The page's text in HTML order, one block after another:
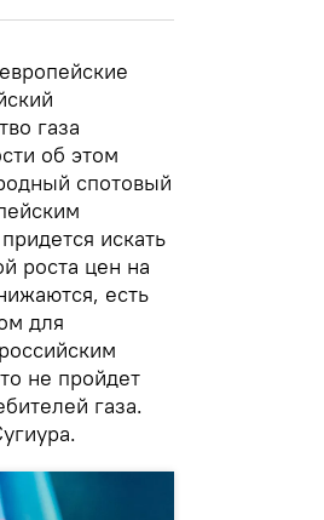
газа
об этом
спотовый
искать
роста цен на
есть
для
не пройдет
газа.